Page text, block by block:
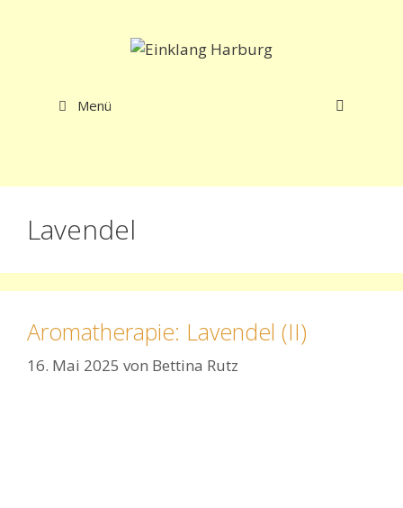
Menü
Lavendel
Aromatherapie: Lavendel (II)
16. Mai 2025 von Bettina Rutz